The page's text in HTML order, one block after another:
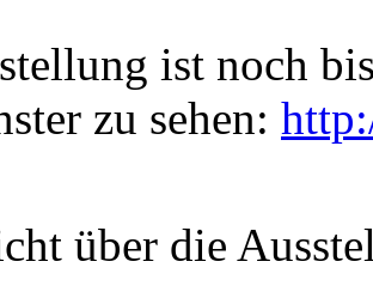
ist noch
zu sehen:
über die